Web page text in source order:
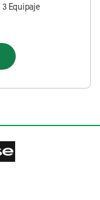
3 Equipaje